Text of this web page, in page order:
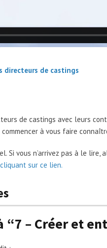
directeurs de castings
de castings avec leurs
à vous faire
Si vous n’arrivez pas à le
sur ce lien.
“7 – Créer et